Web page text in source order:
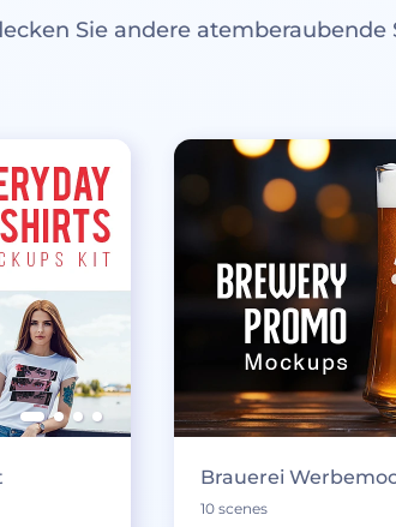
Sie andere atemberaubende
Brauerei
10 scenes